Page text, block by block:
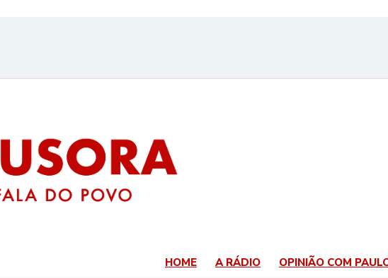
HOME A RÁDIO OPINIÃO COM